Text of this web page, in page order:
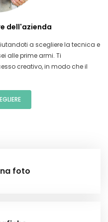
dell'azienda
a scegliere la tecnica e
alle prime armi. Ti
creativo, in modo che il
foto